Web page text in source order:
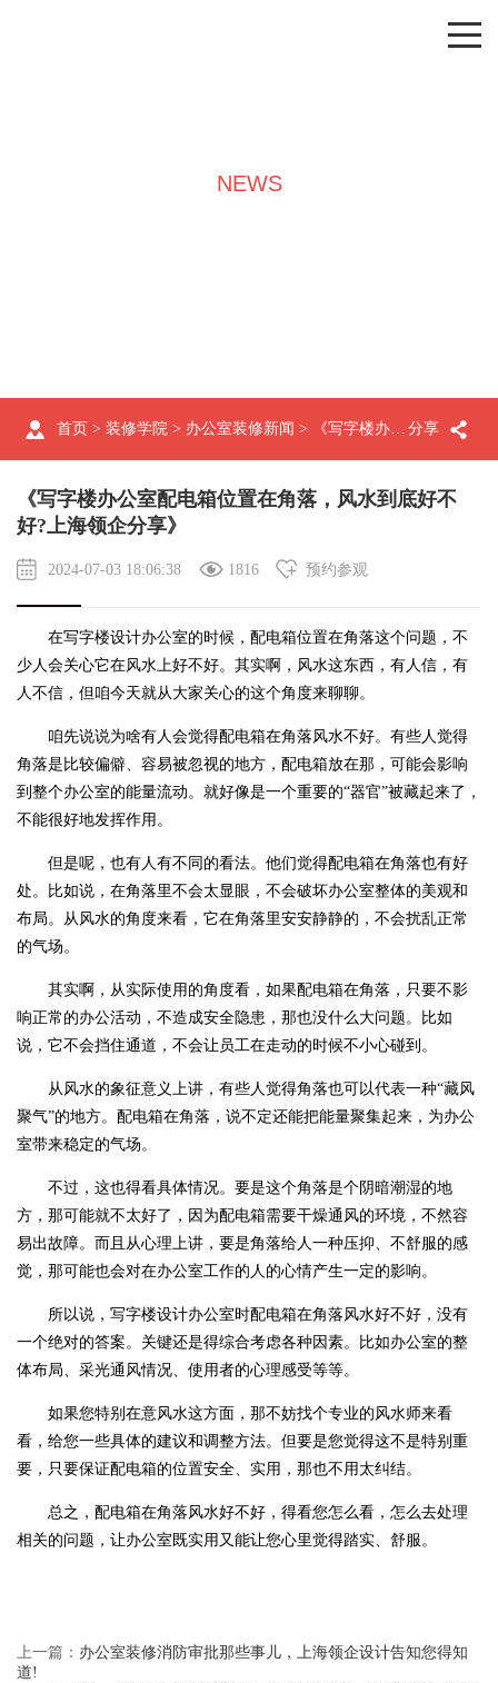
NEWS
分享
首页 > 装修学院 > 办公室装修新闻 > 《写字楼办公室配电箱位置在角落，风水到底好不好?上海领企分享》
《写字楼办公室配电箱位置在角落，风水到底好不
好?上海领企分享》
2024-07-03 18:06:38 1816 预约参观
在写字楼设计办公室的时候，配电箱位置在角落这个问题，不
少人会关心它在风水上好不好。其实啊，风水这东西，有人信，有
人不信，但咱今天就从大家关心的这个角度来聊聊。
咱先说说为啥有人会觉得配电箱在角落风水不好。有些人觉得
角落是比较偏僻、容易被忽视的地方，配电箱放在那，可能会影响
到整个办公室的能量流动。就好像是一个重要的“器官”被藏起来了，
不能很好地发挥作用。
但是呢，也有人有不同的看法。他们觉得配电箱在角落也有好
处。比如说，在角落里不会太显眼，不会破坏办公室整体的美观和
布局。从风水的角度来看，它在角落里安安静静的，不会扰乱正常
的气场。
其实啊，从实际使用的角度看，如果配电箱在角落，只要不影
响正常的办公活动，不造成安全隐患，那也没什么大问题。比如
说，它不会挡住通道，不会让员工在走动的时候不小心碰到。
从风水的象征意义上讲，有些人觉得角落也可以代表一种“藏风
聚气”的地方。配电箱在角落，说不定还能把能量聚集起来，为办公
室带来稳定的气场。
不过，这也得看具体情况。要是这个角落是个阴暗潮湿的地
方，那可能就不太好了，因为配电箱需要干燥通风的环境，不然容
易出故障。而且从心理上讲，要是角落给人一种压抑、不舒服的感
觉，那可能也会对在办公室工作的人的心情产生一定的影响。
所以说， 写字楼设计办公室时配电箱在角落风水好不好，没有
一个绝对的答案。关键还是得综合考虑各种因素。比如办公室的整
体布局、采光通风情况、使用者的心理感受等等。
如果您特别在意风水这方面，那不妨找个专业的风水师来看
看，给您一些具体的建议和调整方法。但要是您觉得这不是特别重
要，只要保证配电箱的位置安全、实用，那也不用太纠结。
总之，配电箱在角落风水好不好，得看您怎么看，怎么去处理
相关的问题，让办公室既实用又能让您心里觉得踏实、舒服。
上一篇： 办公室装修消防审批那些事儿，上海领企设计告知您得知
道!